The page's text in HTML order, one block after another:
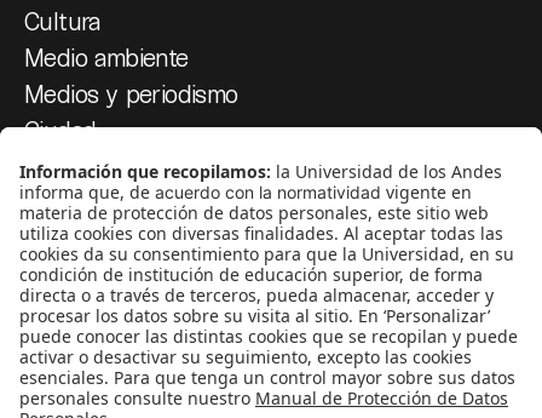
Cultura
Medio ambiente
Medios y periodismo
Ciudad
Movilización social
¿Quiénes somos?
Podcasts
Ediciones especiales
Proyectos 070